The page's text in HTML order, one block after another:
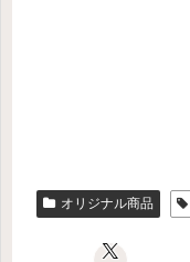
オリジナル商品